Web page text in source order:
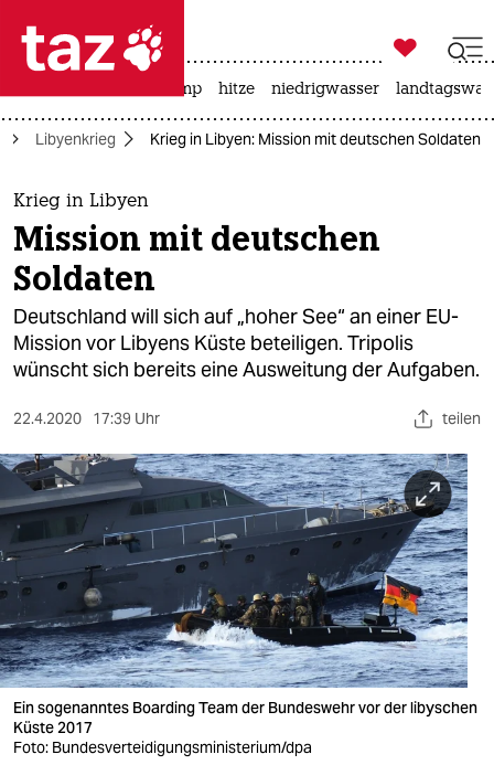
 taz zahl ich
taz zahl ich
themen
politik
öko
gesellschaft
sport
berlin
nord
wahrheit
verlag
verlag
veranstaltungen

taz zahl ich
usa unter trump hitze niedrigwasser
Libyenkrieg Krieg in Libyen: Mission mit deutschen Soldaten
Krieg in Libyen
Mission mit deutschen
Soldaten
Deutschland will sich auf „hoher See“ an einer EU-
Mission vor Libyens Küste beteiligen. Tripolis
wünscht sich bereits eine Ausweitung der Aufgaben.
22.4.2020 17:39 Uhr teilen
Ein sogenanntes Boarding Team der Bundeswehr vor der libyschen
Küste 2017
Foto: Bundesverteidigungsministerium/dpa